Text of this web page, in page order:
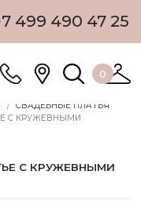
499 490 47 25
0
СВАДЕБНЫЕ ПЛАТЬЯ
С КРУЖЕВНЫМИ
С КРУЖЕВНЫМИ